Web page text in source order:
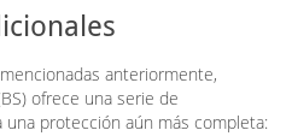
anteriormente,
ofrece una serie de
protección aún más completa: